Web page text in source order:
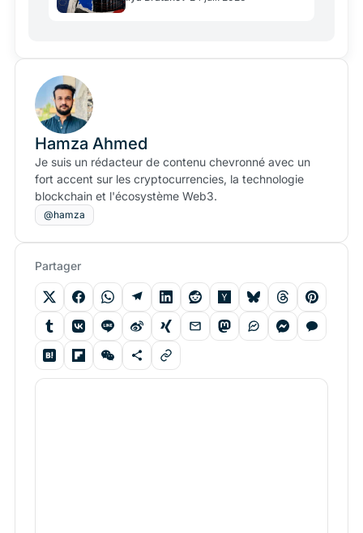
Hamza Ahmed
Je suis un rédacteur de contenu chevronné avec un
fort accent sur les cryptocurrencies, la technologie
blockchain et l'écosystème Web3.
@hamza
Partager